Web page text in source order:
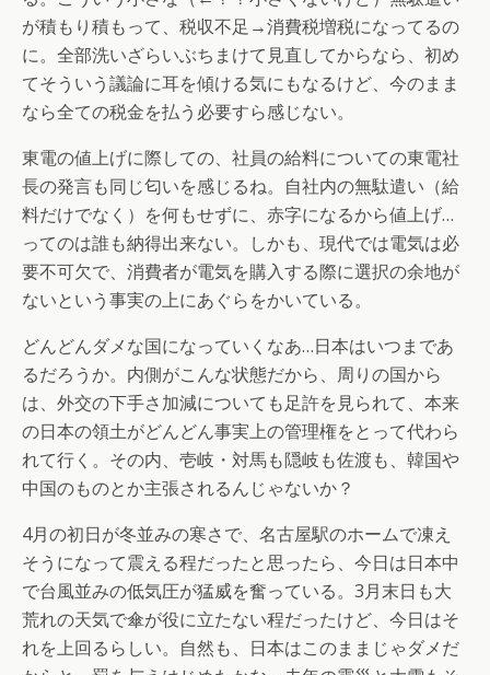
が積もり積もって、税収不足→消費税増税になってるの
に。全部洗いざらいぶちまけて見直してからなら、初め
てそういう議論に耳を傾ける気にもなるけど、今のまま
なら全ての税金を払う必要すら感じない。
東電の値上げに際しての、社員の給料についての東電社
長の発言も同じ匂いを感じるね。自社内の無駄遣い（給
料だけでなく）を何もせずに、赤字になるから値上げ…
ってのは誰も納得出来ない。しかも、現代では電気は必
要不可欠で、消費者が電気を購入する際に選択の余地が
ないという事実の上にあぐらをかいている。
どんどんダメな国になっていくなあ…日本はいつまであ
るだろうか。内側がこんな状態だから、周りの国から
は、外交の下手さ加減についても足許を見られて、本来
の日本の領土がどんどん事実上の管理権をとって代わら
れて行く。その内、壱岐・対馬も隠岐も佐渡も、韓国や
中国のものとか主張されるんじゃないか？
4月の初日が冬並みの寒さで、名古屋駅のホームで凍え
そうになって震える程だったと思ったら、今日は日本中
で台風並みの低気圧が猛威を奮っている。3月末日も大
荒れの天気で傘が役に立たない程だったけど、今日はそ
れを上回るらしい。自然も、日本はこのままじゃダメだ